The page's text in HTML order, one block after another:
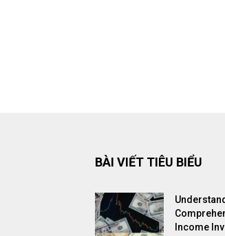
BÀI VIẾT TIÊU BIỂU
Income